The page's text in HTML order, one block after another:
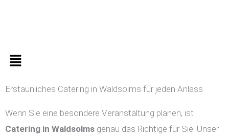
Menü
Erstaunliches Catering in Waldsolms für jeden Anlass
Wenn Sie eine besondere Veranstaltung planen, ist
Catering in Waldsolms genau das Richtige für Sie! Unser